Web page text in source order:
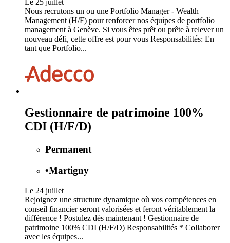
Nous recrutons un ou une Portfolio Manager - Wealth
Management (H/F) pour renforcer nos équipes de portfolio
management à Genève. Si vous êtes prêt ou prête à relever un
nouveau défi, cette offre est pour vous Responsabilités: En
tant que Portfolio...
Gestionnaire de patrimoine 100%
CDI (H/F/D)
Permanent
•Martigny
Le 24 juillet
Rejoignez une structure dynamique où vos compétences en
conseil financier seront valorisées et feront véritablement la
différence ! Postulez dès maintenant ! Gestionnaire de
patrimoine 100% CDI (H/F/D) Responsabilités * Collaborer
avec les équipes...